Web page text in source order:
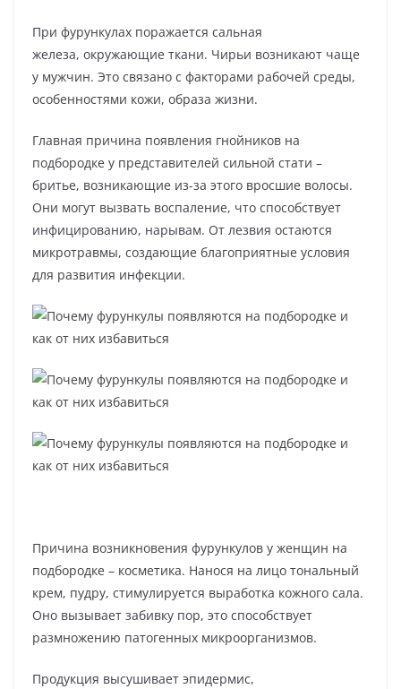
При фурункулах поражается сальная
железа, окружающие ткани. Чирьи возникают чаще
у мужчин. Это связано с факторами рабочей среды,
особенностями кожи, образа жизни.
Главная причина появления гнойников на
подбородке у представителей сильной стати –
бритье, возникающие из-за этого вросшие волосы.
Они могут вызвать воспаление, что способствует
инфицированию, нарывам. От лезвия остаются
микротравмы, создающие благоприятные условия
для развития инфекции.
Причина возникновения фурункулов у женщин на
подбородке – косметика. Нанося на лицо тональный
крем, пудру, стимулируется выработка кожного сала.
Оно вызывает забивку пор, это способствует
размножению патогенных микроорганизмов.
Продукция высушивает эпидермис,